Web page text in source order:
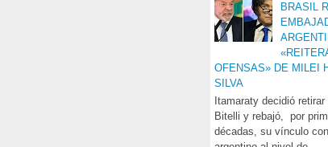
BRASIL
OFENSAS» DE MILEI
SILVA
Itamaraty decidió
Bitelli y rebajó, por
décadas, su vínculo